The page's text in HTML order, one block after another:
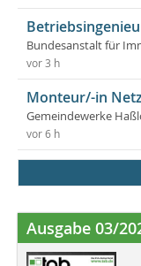
Bundesanstalt für
vor 3 h
Monteur/-in
Gemeindewerke
vor 6 h
Ausgabe 03/